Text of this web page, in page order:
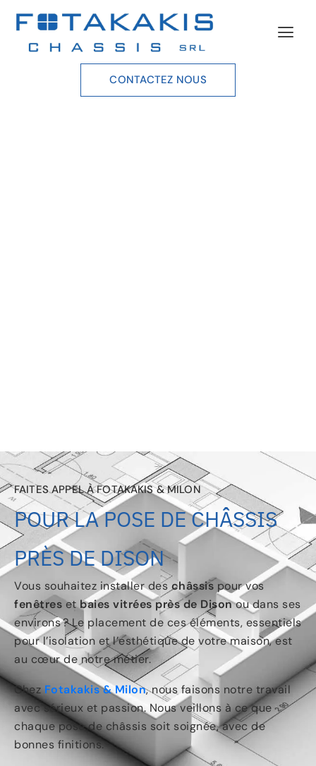
CONTACTEZ NOUS
FAITES APPEL À FOTAKAKIS & MILON
POUR LA POSE DE CHÂSSIS
PRÈS DE DISON
Vous souhaitez installer des châssis pour vos
fenêtresetbaies vitrées près de Disonou dans ses
environs ? Le placement de ces éléments, essentiels
pour l’isolation et l’esthétique de votre maison, est
au cœur de notre métier.
Chez Fotakakis & Milon, nous faisons notre travail
avec sérieux et passion. Nous veillons à ce que
chaque pose de châssis soit soignée, avec de
bonnes finitions.